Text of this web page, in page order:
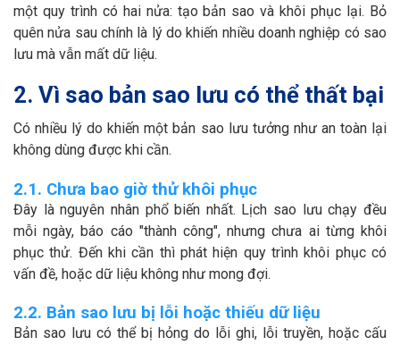
một quy trình có hai nửa: tạo bản sao và khôi phục lại. Bỏ
quên nửa sau chính là lý do khiến nhiều doanh nghiệp có sao
lưu mà vẫn mất dữ liệu.
2. Vì sao bản sao lưu có thể thất bại
Có nhiều lý do khiến một bản sao lưu tưởng như an toàn lại
không dùng được khi cần.
2.1. Chưa bao giờ thử khôi phục
Đây là nguyên nhân phổ biến nhất. Lịch sao lưu chạy đều
mỗi ngày, báo cáo "thành công", nhưng chưa ai từng khôi
phục thử. Đến khi cần thì phát hiện quy trình khôi phục có
vấn đề, hoặc dữ liệu không như mong đợi.
2.2. Bản sao lưu bị lỗi hoặc thiếu dữ liệu
Bản sao lưu có thể bị hỏng do lỗi ghi, lỗi truyền, hoặc cấu